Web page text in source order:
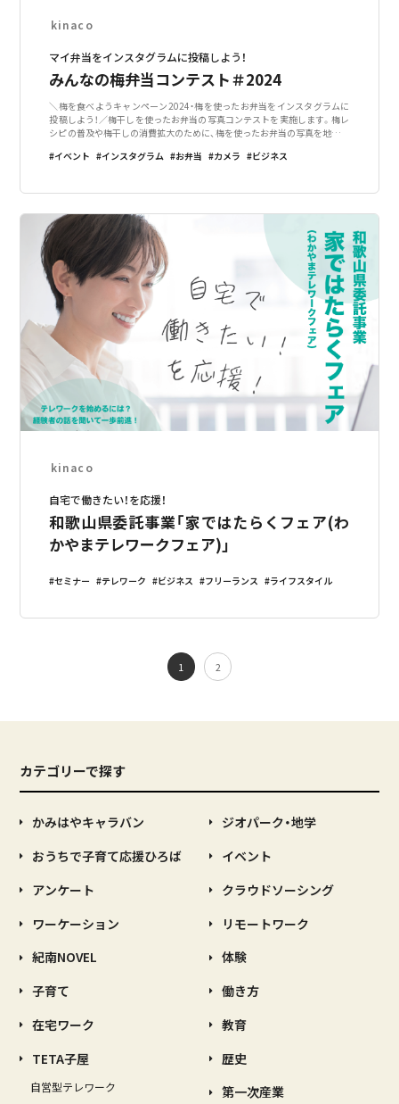
kinaco
マイ弁当をインスタグラムに投稿しよう！
みんなの梅弁当コンテスト＃2024
＼梅を食べようキャンペーン2024・梅を使ったお弁当をインスタグラムに
投稿しよう！／梅干しを使ったお弁当の写真コンテストを実施します。梅レ
シピの普及や梅干しの消費拡大のために、梅を使ったお弁当の写真を地域内
経営科学科の3年生が授
イベント インスタグラム お弁当 カメラ ビジネス
kinaco
自宅で働きたい！を応援！
和歌山県委託事業「家ではたらくフェア(わ
かやまテレワークフェア)」
セミナー テレワーク ビジネス フリーランス ライフスタイル
1 2
カテゴリーで探す
かみはやキャラバン
おうちで子育て応援ひろば
アンケート
ワーケーション
紀南NOVEL
子育て
在宅ワーク
TETA子屋
自営型テレワーク
ジオパーク・地学
イベント
クラウドソーシング
リモートワーク
体験
働き方
教育
歴史
第一次産業